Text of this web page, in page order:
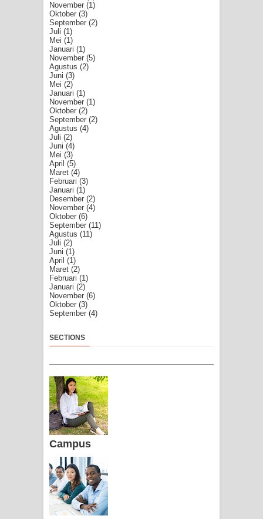
November (1)
Oktober (3)
September (2)
Juli (1)
Mei (1)
Januari (1)
November (5)
Agustus (2)
Juni (3)
Mei (2)
Januari (1)
November (1)
Oktober (2)
September (2)
Agustus (4)
Juli (2)
Juni (4)
Mei (3)
April (5)
Maret (4)
Februari (3)
Januari (1)
Desember (2)
November (4)
Oktober (6)
September (11)
Agustus (11)
Juli (2)
Juni (1)
April (1)
Maret (2)
Februari (1)
Januari (2)
November (6)
Oktober (3)
September (4)
SECTIONS
Campus